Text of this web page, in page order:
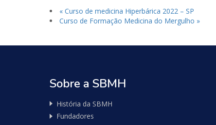
« Curso de medicina Hiperbárica 2022 – SP
Curso de Formação Medicina do Mergulho »
Sobre a SBMH
História da SBMH
Fundadores